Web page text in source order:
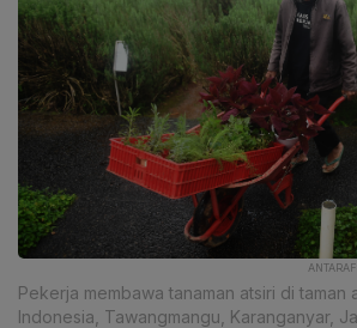
Pekerja membawa tanaman atsiri di taman
Indonesia, Tawangmangu, Karanganyar,